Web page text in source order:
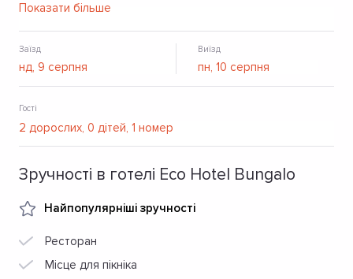
паркінг і безкоштовний Wi-Fi.
Показати більше
Заїзд Виїзд
Гості
Зручності в готелі Eco Hotel Bungalo
Найпопулярніші зручності
Ресторан
Місце для пікніка